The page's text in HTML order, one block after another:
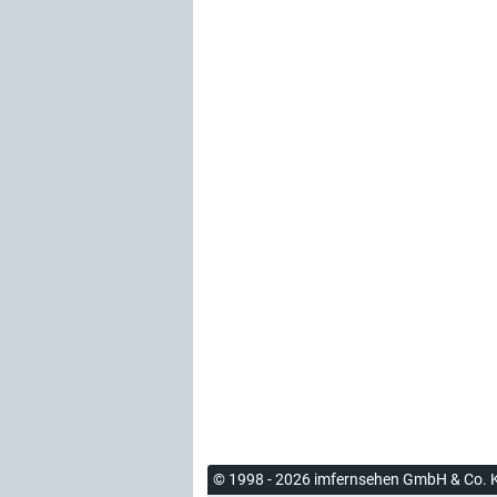
© 1998 - 2026 imfernsehen GmbH & Co.